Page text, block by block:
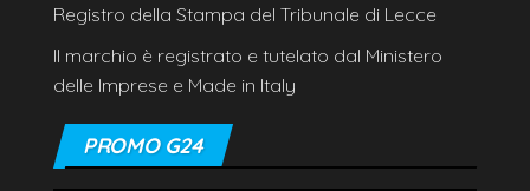
Registro della Stampa del Tribunale di Lecce
Il marchio è registrato e tutelato dal Ministero
delle Imprese e Made in Italy
PROMO G24